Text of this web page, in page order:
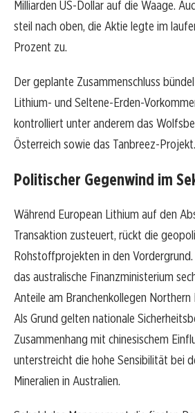
Milliarden US-Dollar auf die Waage.
steil nach oben, die Aktie legte im
Prozent zu.
Der geplante Zusammenschluss
Lithium- und Seltene-Erden-
kontrolliert unter anderem das
Österreich sowie das Tanbreez-Projekt.
Politischer Gegenwind im
Während European Lithium auf den
Transaktion zusteuert, rückt die
Rohstoffprojekten in den
das australische Finanzministerium
Anteile am Branchenkollegen Northern
Als Grund gelten nationale
Zusammenhang mit chinesischem
unterstreicht die hohe Sensibilität bei
Mineralien in Australien.